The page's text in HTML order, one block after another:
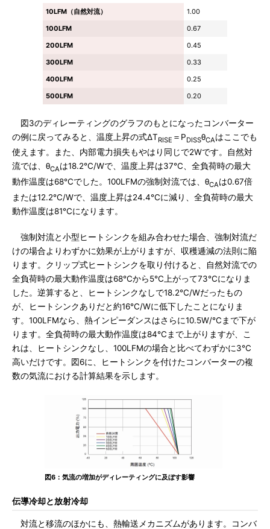
10LFM（自然対流）
1.00
100LFM
0.67
200LFM
0.45
300LFM
0.33
400LFM
0.25
500LFM
0.20
図3のディレーティングのグラフのもとになったコンバーター
の例に戻ってみると、温度上昇の式ΔTRISE ＝PDISSθCAはここでも
使えます。また、内部電力損失もやはり同じで2Wです。自然対
流では、θCAは18.2℃/Wで、温度上昇は37℃、全負荷時の最大
動作温度は68℃でした。100LFMの強制対流では、θCAは0.67倍
または12.2℃/Wで、温度上昇は24.4℃に減り、全負荷時の最大
動作温度は81℃になります。
強制対流と小型ヒートシンクを組み合わせた場合、強制対流だ
けの場合よりわずかに効果が上がりますが、収穫逓減の法則に陥
ります。クリップ式ヒートシンクを取り付けると、自然対流での
全負荷時の最大動作温度は68℃から5℃上がって73℃になりま
した。逆算すると、ヒートシンクなしで18.2℃/Wだったもの
が、ヒートシンクありだと約16℃/Wに低下したことになりま
す。100LFMなら、熱インピーダンスはさらに10.5W/℃まで下が
ります。全負荷時の最大動作温度は84℃まで上がりますが、こ
れは、ヒートシンクなし、100LFMの場合と比べてわずかに3℃
高いだけです。図6に、ヒートシンクを付けたコンバーターの複
数の気流における計算結果を示します。
図6：気流の増加がディレーティングに及ぼす影響
伝導冷却と放射冷却
対流と移流のほかにも、熱輸送メカニズムがあります。コンバ